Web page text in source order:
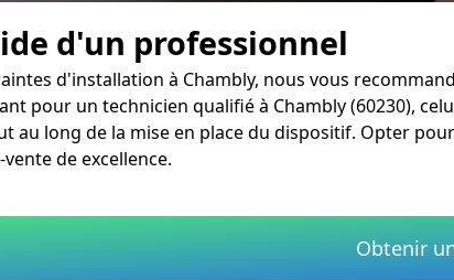
d'un professionnel
d'installation à Chambly, nous vous
pour un technicien qualifié à Chambly (60230),
au long de la mise en place du dispositif. Opter
de excellence.
Obtenir